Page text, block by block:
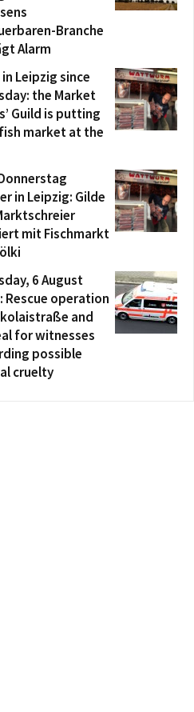
Branche
Alarm
Leipzig since
the Market
Guild is putting
market at the
in Leipzig: Gilde
mit Fischmarkt
6 August
Rescue operation
and
for witnesses
possible
cruelty